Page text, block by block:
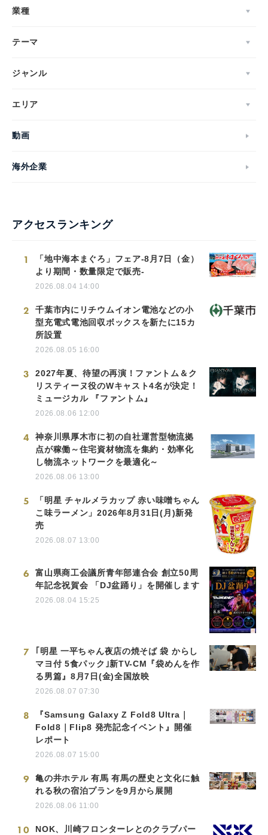
業種
テーマ
ジャンル
エリア
動画
海外企業
アクセスランキング
1
「地中海本まぐろ」フェア-8月7日（金）
より期間・数量限定で販売-
2026.08.04 14:00
2
千葉市内にリチウムイオン電池などの小
型充電式電池回収ボックスを新たに15カ
所設置
2026.08.05 16:00
3
2027年夏、待望の再演！ファントム＆ク
リスティーヌ役のWキャスト4名が決定！
ミュージカル 『ファントム』
2026.08.06 12:00
4
神奈川県厚木市に初の自社運営型物流拠
点が稼働～住宅資材物流を集約・効率化
し物流ネットワークを最適化～
2026.08.06 13:00
5
「明星 チャルメラカップ 赤い味噌ちゃん
こ味ラーメン」2026年8月31日(月)新発
売
2026.08.07 13:00
6
富山県商工会議所青年部連合会 創立50周
年記念祝賀会 「DJ盆踊り」を開催します
2026.08.04 15:25
7
｢明星 一平ちゃん夜店の焼そば 袋 からし
マヨ付 5食パック｣新TV-CM『袋めんを作
る男篇』8月7日(金)全国放映
2026.08.07 07:30
8
『Samsung Galaxy Z Fold8 Ultra｜
Fold8｜Flip8 発売記念イベント』開催
レポート
2026.08.07 15:00
9
亀の井ホテル 有馬 有馬の歴史と文化に触
れる秋の宿泊プランを9月から展開
2026.08.06 11:00
10
NOK、川崎フロンターレとのクラブパー